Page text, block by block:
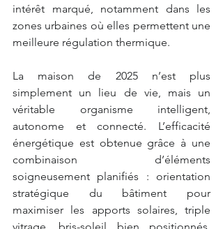
intérêt marqué, notamment dans les
zones urbaines où elles permettent une
meilleure régulation thermique.
La maison de 2025 n’est plus
simplement un lieu de vie, mais un
véritable organisme intelligent,
autonome et connecté. L’efficacité
énergétique est obtenue grâce à une
combinaison d’éléments
soigneusement planifiés : orientation
stratégique du bâtiment pour
maximiser les apports solaires, triple